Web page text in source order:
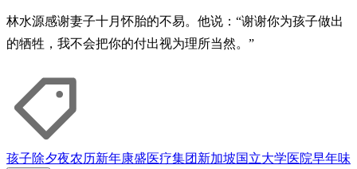
林水源感谢妻子十月怀胎的不易。他说：“谢谢你为孩子做出
的牺牲，我不会把你的付出视为理所当然。”
孩子除夕夜农历新年康盛医疗集团 新加坡国立大学医院早年味